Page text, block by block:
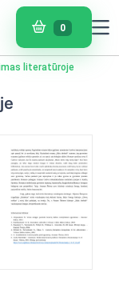
0
literatūroje